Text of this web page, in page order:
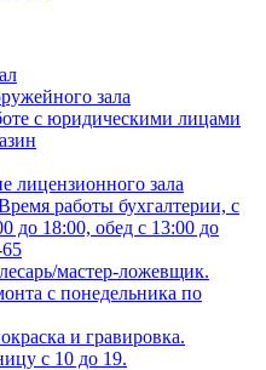
зала
с юридическими лицами
лицензионного зала
работы бухгалтерии, с
до 18:00, обед с 13:00 до
мастер-ложевщик.
с понедельника по
и гравировка.
с 10 до 19.